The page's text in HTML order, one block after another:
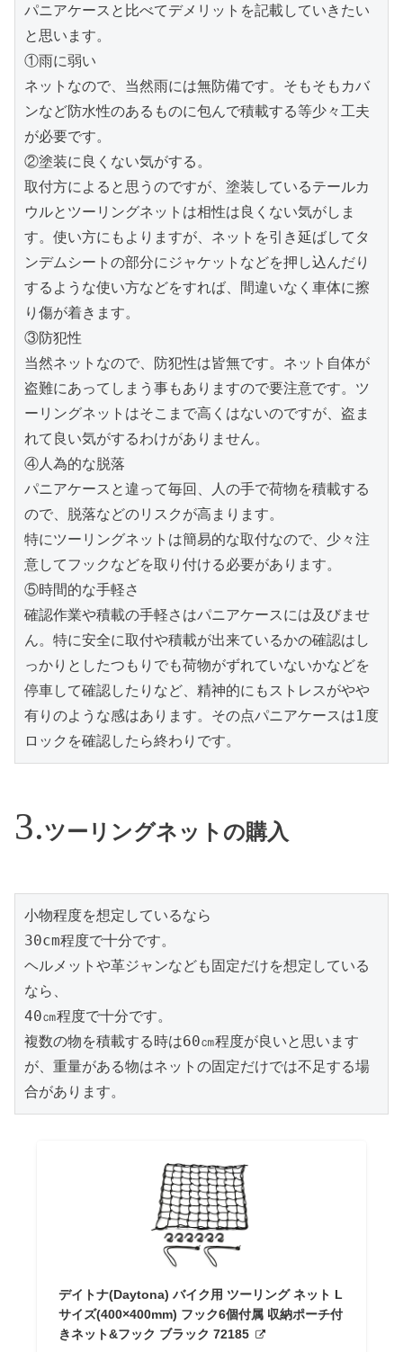
パニアケースと比べてデメリットを記載していきたい
と思います。
①雨に弱い
ネットなので、当然雨には無防備です。そもそもカバ
ンなど防水性のあるものに包んで積載する等少々工夫
が必要です。
②塗装に良くない気がする。
取付方によると思うのですが、塗装しているテールカ
ウルとツーリングネットは相性は良くない気がしま
す。使い方にもよりますが、ネットを引き延ばしてタ
ンデムシートの部分にジャケットなどを押し込んだり
するような使い方などをすれば、間違いなく車体に擦
り傷が着きます。
③防犯性
当然ネットなので、防犯性は皆無です。ネット自体が
盗難にあってしまう事もありますので要注意です。ツ
ーリングネットはそこまで高くはないのですが、盗ま
れて良い気がするわけがありません。
④人為的な脱落
パニアケースと違って毎回、人の手で荷物を積載する
ので、脱落などのリスクが高まります。
特にツーリングネットは簡易的な取付なので、少々注
意してフックなどを取り付ける必要があります。
⑤時間的な手軽さ
確認作業や積載の手軽さはパニアケースには及びませ
ん。特に安全に取付や積載が出来ているかの確認はし
っかりとしたつもりでも荷物がずれていないかなどを
停車して確認したりなど、精神的にもストレスがやや
有りのような感はあります。その点パニアケースは1度
ロックを確認したら終わりです。
ツーリングネットの購入
小物程度を想定しているなら
30cm程度で十分です。
ヘルメットや革ジャンなども固定だけを想定している
なら、
40㎝程度で十分です。
複数の物を積載する時は60㎝程度が良いと思います
が、重量がある物はネットの固定だけでは不足する場
合があります。
デイトナ(Daytona) バイク用 ツーリング ネット L
サイズ(400×400mm) フック6個付属 収納ポーチ付
きネット&フック ブラック 72185